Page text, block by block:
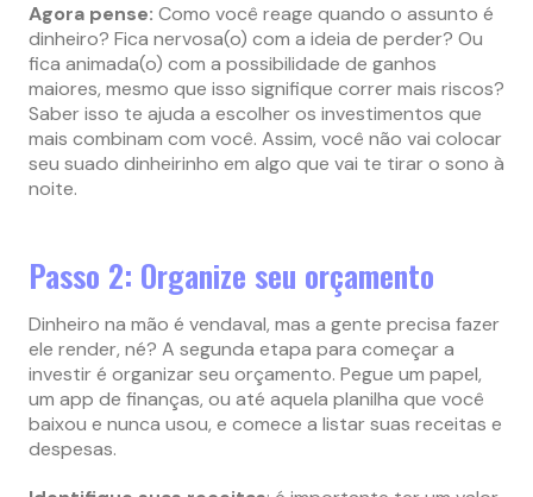
Agora pense: Como você reage quando o assunto é
dinheiro? Fica nervosa(o) com a ideia de perder? Ou
fica animada(o) com a possibilidade de ganhos
maiores, mesmo que isso signifique correr mais riscos?
Saber isso te ajuda a escolher os investimentos que
mais combinam com você. Assim, você não vai colocar
seu suado dinheirinho em algo que vai te tirar o sono à
noite.
Passo 2: Organize seu orçamento
Dinheiro na mão é vendaval, mas a gente precisa fazer
ele render, né? A segunda etapa para começar a
investir é organizar seu orçamento. Pegue um papel,
um app de finanças, ou até aquela planilha que você
baixou e nunca usou, e comece a listar suas receitas e
despesas.